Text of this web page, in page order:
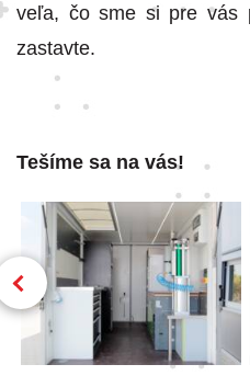
veľa, čo sme si pre vás
zastavte.
Tešíme sa na vás!